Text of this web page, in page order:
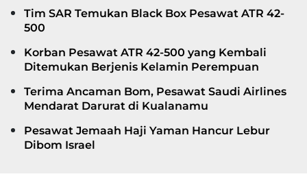
Tim SAR Temukan Black Box Pesawat ATR 42-
500
Korban Pesawat ATR 42-500 yang Kembali
Ditemukan Berjenis Kelamin Perempuan
Terima Ancaman Bom, Pesawat Saudi Airlines
Mendarat Darurat di Kualanamu
Pesawat Jemaah Haji Yaman Hancur Lebur
Dibom Israel